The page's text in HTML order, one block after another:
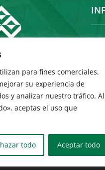
para fines comerciales.
su experiencia de
y analizar nuestro tráfico. Al
aceptas el uso que
todo Aceptar todo